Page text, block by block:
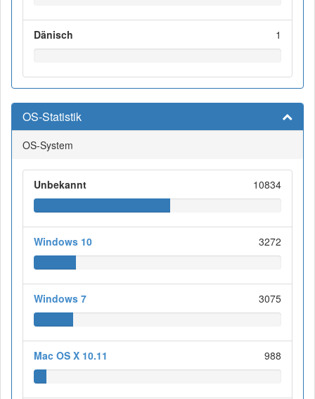
Dänisch 1
OS-Statistik
OS-System
Unbekannt 10834
Windows 10 3272
Windows 7 3075
Mac OS X 10.11 988